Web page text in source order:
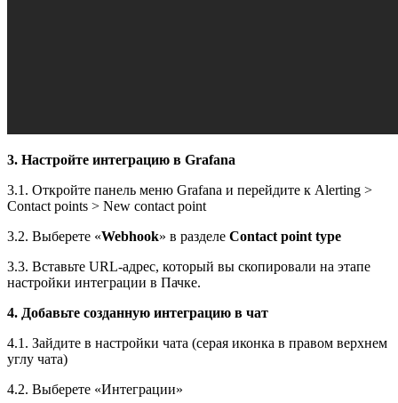
3. Настройте интеграцию в Grafana
3.1. Откройте панель меню Grafana и перейдите к Alerting >
Contact points > New contact point
3.2. Выберете «Webhook» в разделе Contact point type
3.3. Вставьте URL-адрес, который вы скопировали на этапе
настройки интеграции в Пачке.
4. Добавьте созданную интеграцию в чат
4.1. Зайдите в настройки чата (серая иконка в правом верхнем
углу чата)
4.2. Выберете «Интеграции»